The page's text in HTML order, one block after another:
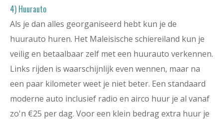
4) Huurauto
Als je dan alles georganiseerd hebt kun je de
huurauto huren. Het Maleisische schiereiland kun je
veilig en betaalbaar zelf met een huurauto verkennen.
Links rijden is waarschijnlijk even wennen, maar na
een paar kilometer weet je niet beter. Een standaard
moderne auto inclusief radio en airco huur je al vanaf
zo'n €25 per dag. Voor een klein bedrag extra huur je